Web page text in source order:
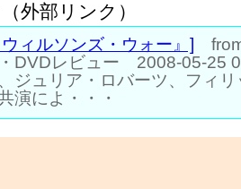
外部リンク）
ィルソンズ・ウォー』]
DVDレビュー 2008-05-25
ジュリア・ロバーツ、フィ
演によ・・・